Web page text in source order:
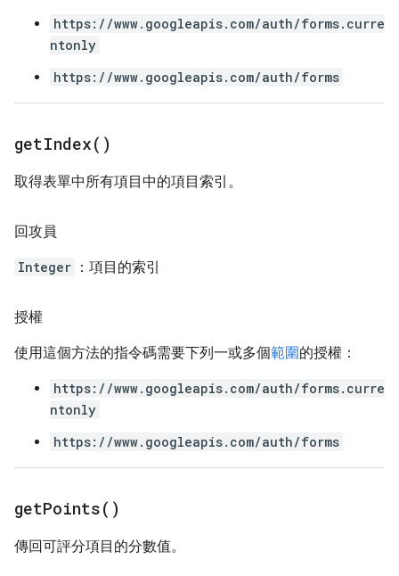
https://www.googleapis.com/auth/forms.curre
ntonly
https://www.googleapis.com/auth/forms
getIndex( )
取得表單中所有項目中的項目索引。
回攻員
Integer ：項目的索引
授權
使用這個方法的指令碼需要下列一或多個範圍的授權：
https://www.googleapis.com/auth/forms.curre
ntonly
https://www.googleapis.com/auth/forms
getPoints( )
傳回可評分項目的分數值。